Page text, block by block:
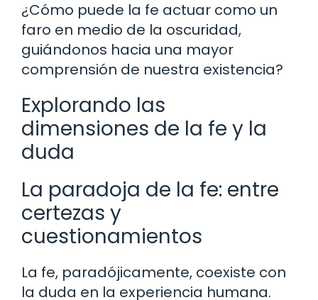
¿Cómo puede la fe actuar como un
faro en medio de la oscuridad,
guiándonos hacia una mayor
comprensión de nuestra existencia?
Explorando las
dimensiones de la fe y la
duda
La paradoja de la fe: entre
certezas y
cuestionamientos
La fe, paradójicamente, coexiste con
la duda en la experiencia humana.